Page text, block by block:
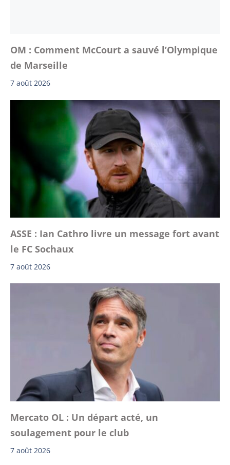
OM : Comment McCourt a sauvé l’Olympique
de Marseille
7 août 2026
ASSE : Ian Cathro livre un message fort avant
le FC Sochaux
7 août 2026
Mercato OL : Un départ acté, un
soulagement pour le club
7 août 2026